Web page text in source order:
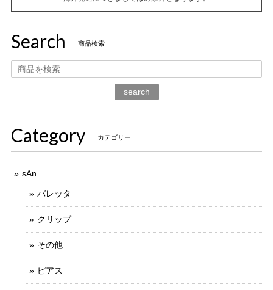
Search 商品検索
search
Category カテゴリー
sAn
バレッタ
クリップ
その他
ピアス